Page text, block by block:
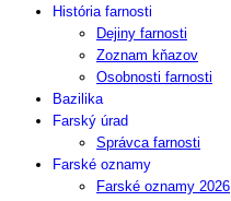
História farnosti
Dejiny farnosti
Zoznam kňazov
Osobnosti farnosti
Bazilika
Farský úrad
Správca farnosti
Farské oznamy
Farské oznamy 2026